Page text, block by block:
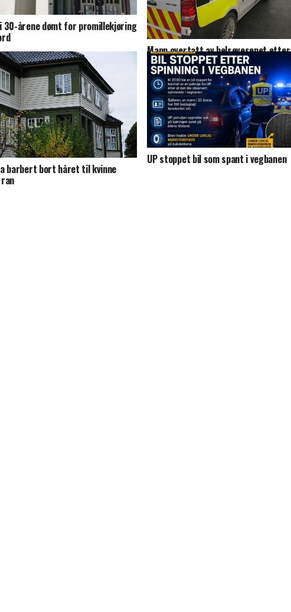
30-årene dømt for promillekjøring
Mann overtatt av helsevesenet etter
hendelse på Stord
barbert bort håret til kvinne
UP stoppet bil som spant i vegbanen